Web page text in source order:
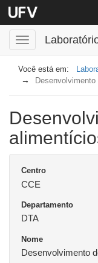
Menu
Centro
CCE
Departamento
DTA
Nome
Desenvolvimento